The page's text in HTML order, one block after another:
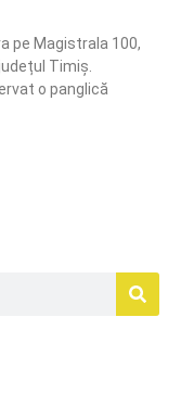
pe Magistrala 100,
Timiș.
o panglică